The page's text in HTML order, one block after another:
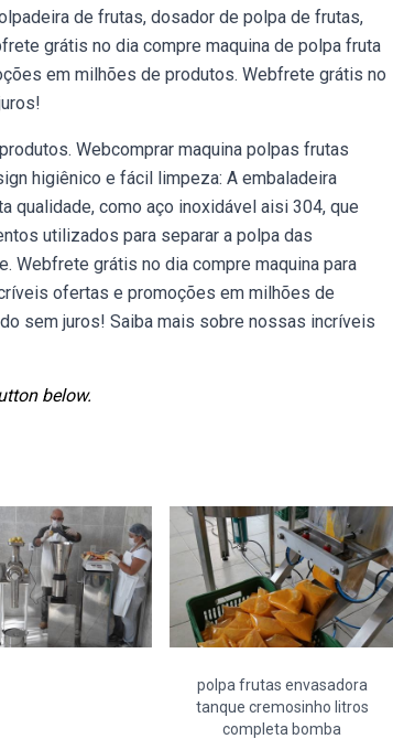
de frutas, dosador de polpa de frutas,
grátis no dia compre maquina de polpa fruta
em milhões de produtos. Webfrete grátis no
Webcomprar maquina polpas frutas
higiênico e fácil limpeza: A embaladeira
qualidade, como aço inoxidável aisi 304, que
utilizados para separar a polpa das
Webfrete grátis no dia compre maquina para
ofertas e promoções em milhões de
sem juros! Saiba mais sobre nossas incríveis
below.
polpa frutas envasadora
tanque cremosinho litros
completa bomba